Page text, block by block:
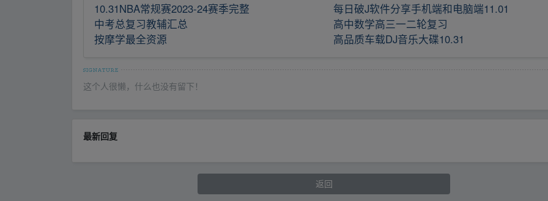
10.31NBA常规赛2023-24赛季完整
每日破J软件分享手机端和电脑端11.01
中考总复习教辅汇总
高中数学高三一二轮复习
按摩学最全资源
高品质车载DJ音乐大碟10.31
这个人很懒，什么也没有留下！
最新回复
返回